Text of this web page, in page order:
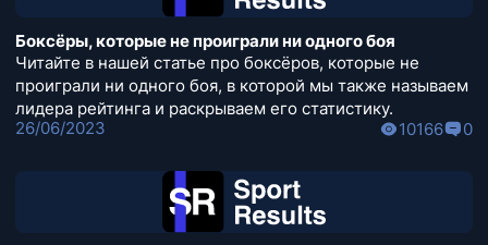
Боксёры, которые не проиграли ни одного боя
Читайте в нашей статье про боксёров, которые не
проиграли ни одного боя, в которой мы также называем
лидера рейтинга и раскрываем его статистику.
26/06/2023
10166 0